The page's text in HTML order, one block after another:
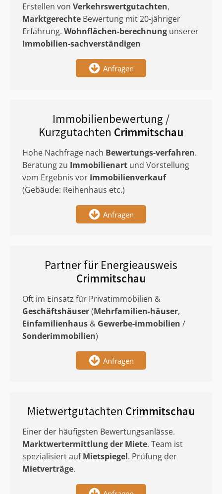
Erstellen von Verkehrswertgutachten,
Marktgerechte Bewertung mit 20-jähriger
Erfahrung. Wohnflächen-berechnung unserer
Immobilien-sachverständigen
Anfragen
Immobilienbewertung /
Kurzgutachten Crimmitschau
Hohe Nachfrage nach Bewertungs-verfahren.
Beratung zu Immobilienart und Vorstellung
vom Ergebnis vor Immobilienverkauf
(Gebäude: Reihenhaus etc.)
Anfragen
Partner für Energieausweis
Crimmitschau
Oft im Einsatz für Privatimmobilien &
Geschäftshäuser(Mehrfamilien-häuser,
Einfamilienhaus & Gewerbe-immobilien /
Sonderimmobilien)
Anfragen
Mietwertgutachten Crimmitschau
Einer der häufigsten Bewertungsanlässe.
Marktwertermittlungder Miete. Team ist
spezialisiert aufMietspiegel. Prüfung der
Mietverträge.